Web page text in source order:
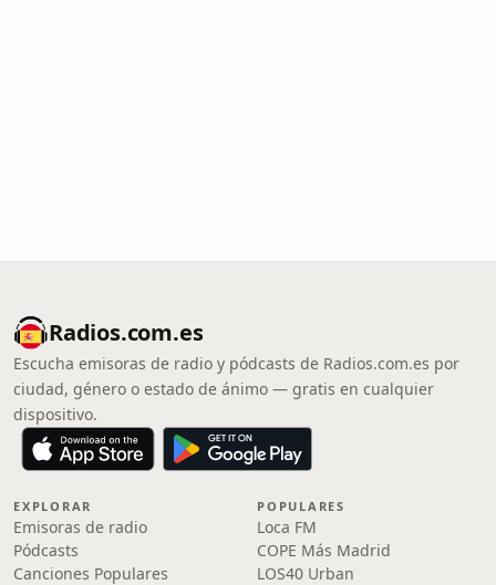
Radios.com.es
Escucha emisoras de radio y pódcasts de Radios.com.es por
ciudad, género o estado de ánimo — gratis en cualquier
dispositivo.
EXPLORAR
Emisoras de radio
Pódcasts
Canciones Populares
POPULARES
Loca FM
COPE Más Madrid
LOS40 Urban